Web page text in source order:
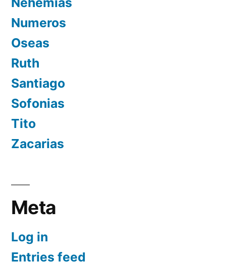
Numeros
Oseas
Ruth
Santiago
Sofonias
Tito
Zacarias
Meta
Log in
Entries feed